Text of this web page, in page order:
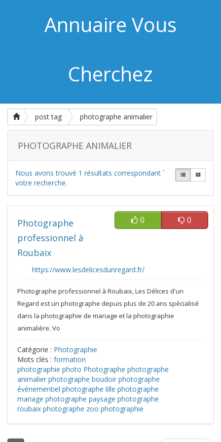
Annuaire Vous
Cherchez
post tag photographe animalier
PHOTOGRAPHE ANIMALIER
Nous avons trouvé 1 résultats correspondant ´
votre recherche.
0 0
Photographe
professionnel à
Roubaix
https://www.lesdelicesdunregard.fr/
Photographe professionnel à Roubaix, Les Délices d'un
Regard est un photographe depuis plus de 20 ans spécialisé
dans la photographie de mariage et la photographie
animalière. Vo
Catégorie : Photographie
Mots clés : formation
photographie photo Photographe photographe
animalier photographe boudoir photographe
événementiel photographe lille photographe
mariage photographe paysage photographe
roubaix photographe zoo photographie